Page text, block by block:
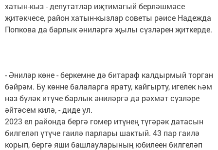
хатын-кыз - депутатлар иҗтимагый берләшмәсе
җитәкчесе, район хатын-кызлар советы рәисе Надежда
Попкова да барлык әниләргә җылы сүзләрен җиткерде.
- Әниләр көне - беркемне дә битараф калдырмый торган
бәйрәм. Бу көнне балаларга ярату, кайгырту, игелек һәм
наз бүләк итүче барлык әниләргә дә рәхмәт сүзләре
әйтәсем килә, - диде ул.
2023 ел районда бергә гомер итүнең түгәрәк датасын
билгеләп үтүче гаилә парлары шактый. 43 пар гаилә
корып, бергә яши башлауларының юбилеен билгеләп